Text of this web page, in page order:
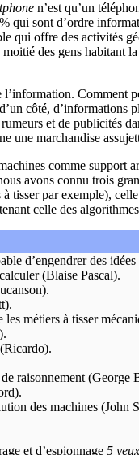
n’est qu’un
qui sont d’ordre
qui offre des activités
des gens habitant
Comment
côté, d’informations
et de publicités
une marchandise
comme support
avons connu trois
tisser par exemple),
celle des
d’engendrer des
(Blaise Pascal).
métiers à tisser
raisonnement (George
des machines (John
et d’espionnage 5